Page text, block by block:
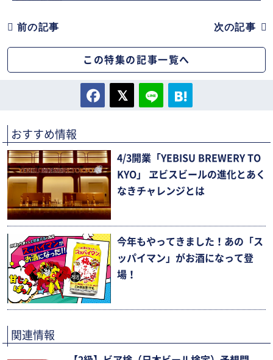
前の記事 次の記事
この特集の記事一覧へ
おすすめ情報
4/3開業「YEBISU BREWERY TO
KYO」 ヱビスビールの進化とあく
なきチャレンジとは
今年もやってきました！あの「ス
ッパイマン」がお酒になって登
場！
関連情報